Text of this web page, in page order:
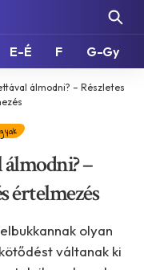
E-É F G-Gy
álmodni? – Részletes
–
értelmezés
olyan
váltanak ki